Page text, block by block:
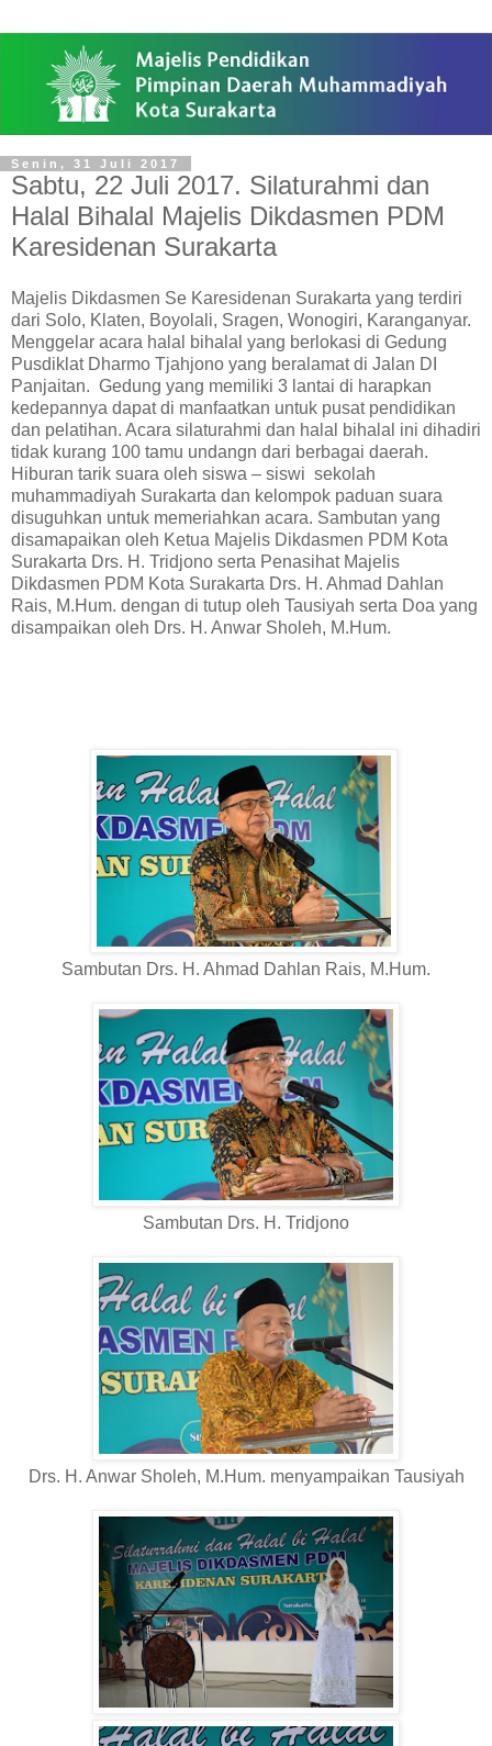
Senin, 31 Juli 2017
Sabtu, 22 Juli 2017. Silaturahmi dan
Halal Bihalal Majelis Dikdasmen PDM
Karesidenan Surakarta
Majelis Dikdasmen Se Karesidenan Surakarta yang terdiri
dari Solo, Klaten, Boyolali, Sragen, Wonogiri, Karanganyar.
Menggelar acara halal bihalal yang berlokasi di Gedung
Pusdiklat Dharmo Tjahjono yang beralamat di Jalan DI
Panjaitan. Gedung yang memiliki 3 lantai di harapkan
kedepannya dapat di manfaatkan untuk pusat pendidikan
dan pelatihan. Acara silaturahmi dan halal bihalal ini dihadiri
tidak kurang 100 tamu undangn dari berbagai daerah.
Hiburan tarik suara oleh siswa – siswi sekolah
muhammadiyah Surakarta dan kelompok paduan suara
disuguhkan untuk memeriahkan acara. Sambutan yang
disamapaikan oleh Ketua Majelis Dikdasmen PDM Kota
Surakarta Drs. H. Tridjono serta Penasihat Majelis
Dikdasmen PDM Kota Surakarta Drs. H. Ahmad Dahlan
Rais, M.Hum. dengan di tutup oleh Tausiyah serta Doa yang
disampaikan oleh Drs. H. Anwar Sholeh, M.Hum.
Sambutan Drs. H. Ahmad Dahlan Rais, M.Hum.
Sambutan Drs. H. Tridjono
Drs. H. Anwar Sholeh, M.Hum. menyampaikan Tausiyah